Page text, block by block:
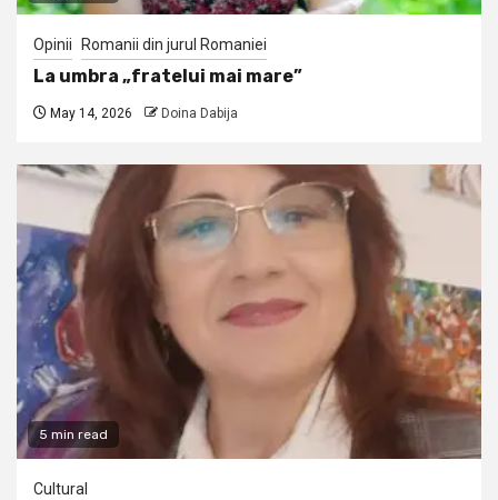
Opinii Romanii din jurul Romaniei
La umbra „fratelui mai mare”
May 14, 2026 Doina Dabija
5 min read
Cultural